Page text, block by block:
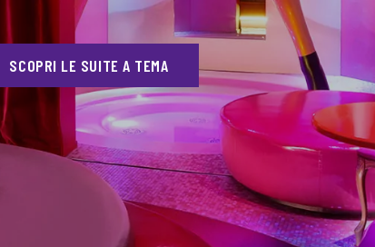
SCOPRI LE SUITE A TEMA